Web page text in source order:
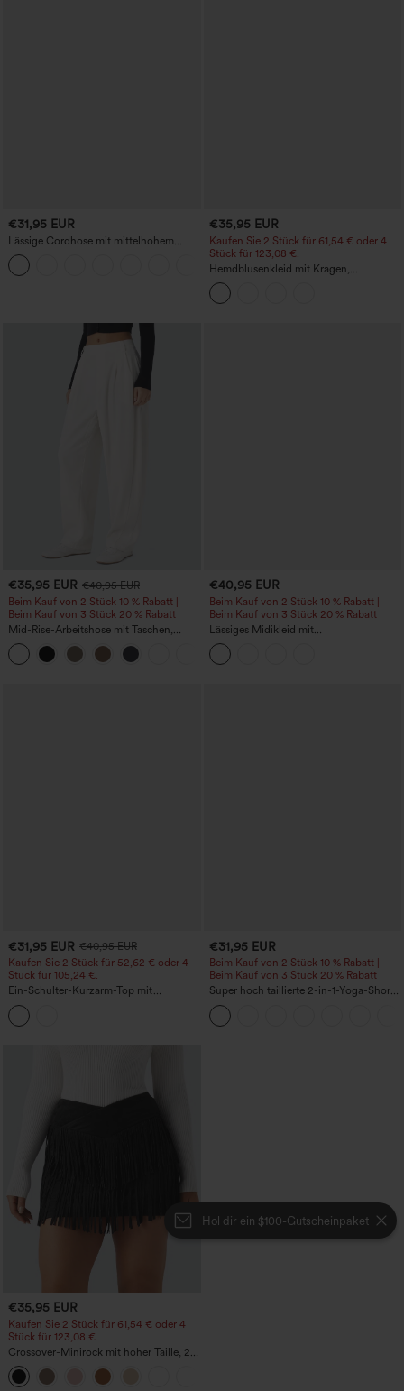
Hol dir ein $100-Gutscheinpaket
€31,95 EUR
Lässige Cordhose mit mittelhohem
Bund, Reißverschluss und Seitentaschen
+7
€35,95 EUR
Kaufen Sie 2 Stück für 61,54 € oder 4
Stück für 123,08 €.
Hemdblusenkleid mit Kragen,
Kappenärmeln, Taillengürtel,
geschwungenem Schlitzsaum, Midi-
Länge und Taschen
€35,95 EUR €40,95 EUR
Beim Kauf von 2 Stück 10 % Rabatt |
Beim Kauf von 3 Stück 20 % Rabatt
Mid-Rise-Arbeitshose mit Taschen,
Barrel-Leg und weiter Passform
€40,95 EUR
Beim Kauf von 2 Stück 10 % Rabatt |
Beim Kauf von 3 Stück 20 % Rabatt
Lässiges Midikleid mit
Rundhalsausschnitt, integriertem BH,
ärmellos und Rüschensaum
€31,95 EUR €40,95 EUR
Kaufen Sie 2 Stück für 52,62 € oder 4
Stück für 105,24 €.
Ein-Schulter-Kurzarm-Top mit
abgerundetem High-Low-Saum,
integriertem BH, gepunktet, lässig
€31,95 EUR
Beim Kauf von 2 Stück 10 % Rabatt |
Beim Kauf von 3 Stück 20 % Rabatt
Super hoch taillierte 2-in-1-Yoga-Shorts
mit Gesäßtasche und Seitentasche-
längere Länge
€35,95 EUR
Kaufen Sie 2 Stück für 61,54 € oder 4
Stück für 123,08 €.
Crossover-Minirock mit hoher Taille, 2-
in-1, Fransen-Saum und figurbetontem
Schnitt in Wildlederoptik für Partys